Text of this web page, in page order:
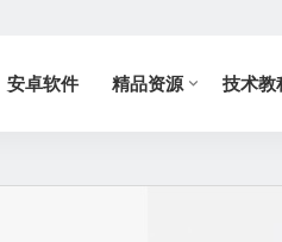
安卓软件 精品资源 技术教